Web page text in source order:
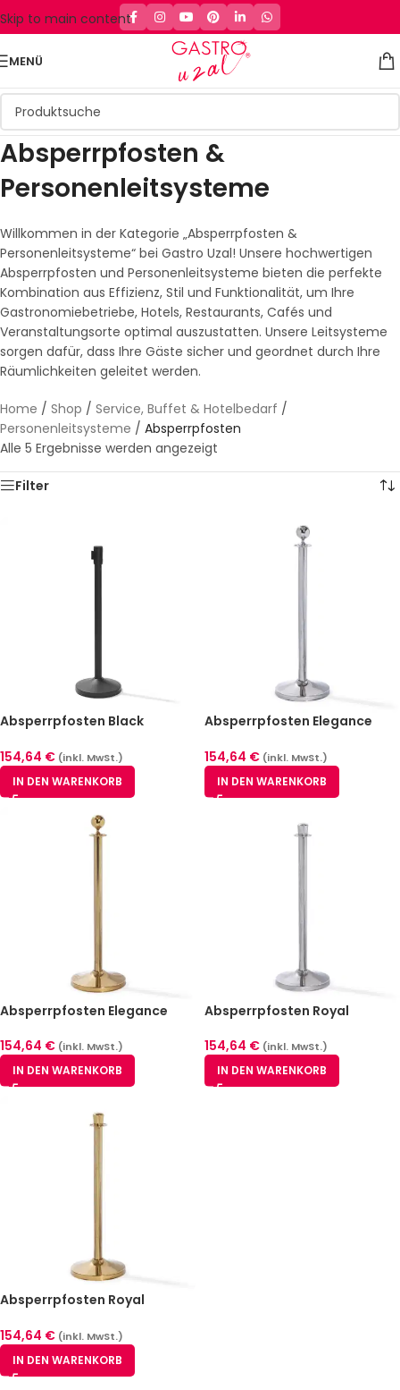
Skip to main content
MENÜ
Absperrpfosten &
Personenleitsysteme
Willkommen in der Kategorie „Absperrpfosten &
Personenleitsysteme“ bei Gastro Uzal! Unsere hochwertigen
Absperrpfosten und Personenleitsysteme bieten die perfekte
Kombination aus Effizienz, Stil und Funktionalität, um Ihre
Gastronomiebetriebe, Hotels, Restaurants, Cafés und
Veranstaltungsorte optimal auszustatten. Unsere Leitsysteme
sorgen dafür, dass Ihre Gäste sicher und geordnet durch Ihre
Räumlichkeiten geleitet werden.
Home / Shop / Service, Buffet & Hotelbedarf /
Personenleitsysteme / Absperrpfosten
Alle 5 Ergebnisse werden angezeigt
Filter
Absperrpfosten Black
Gurt
154,64 € (inkl. MwSt.)
IN DEN WARENKORB
Absperrpfosten Elegance
154,64 € (inkl. MwSt.)
IN DEN WARENKORB
Absperrpfosten Elegance
154,64 € (inkl. MwSt.)
IN DEN WARENKORB
Absperrpfosten Royal
154,64 € (inkl. MwSt.)
IN DEN WARENKORB
Absperrpfosten Royal
154,64 € (inkl. MwSt.)
IN DEN WARENKORB